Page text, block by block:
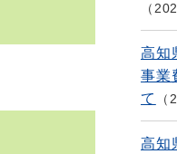
高知
事業
て
高知